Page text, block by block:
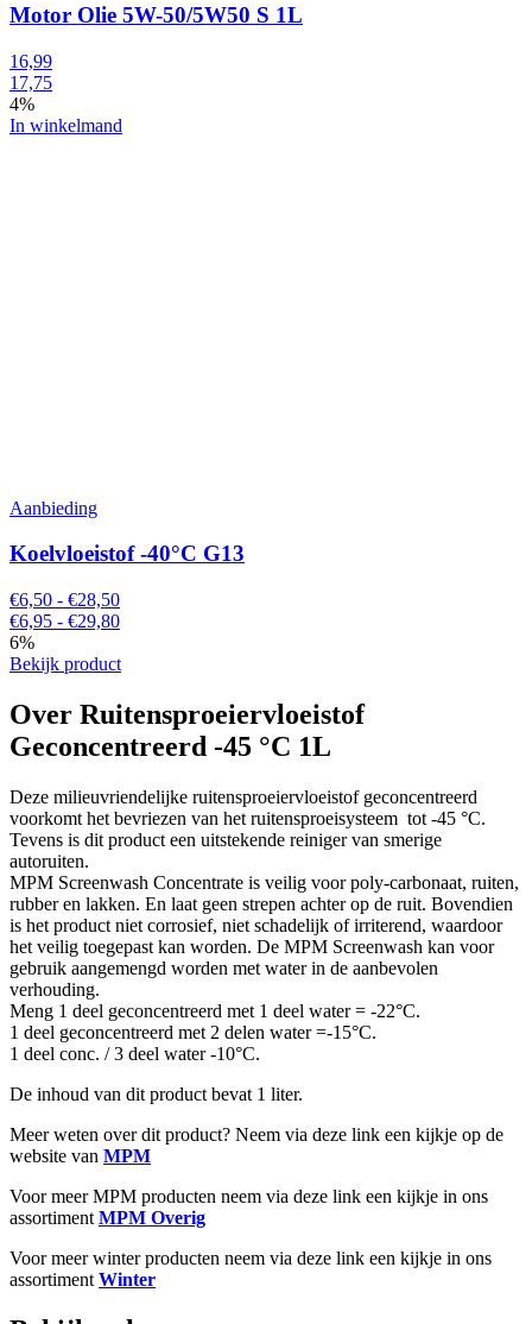
Motor Olie 5W-50/5W50 S 1L
16,99
17,75
4%
In winkelmand
Aanbieding
Koelvloeistof -40°C G13
€6,50 - €28,50
€6,95 - €29,80
6%
Bekijk product
Over Ruitensproeiervloeistof
Geconcentreerd -45 °C 1L
Deze milieuvriendelijke ruitensproeiervloeistof geconcentreerd
voorkomt het bevriezen van het ruitensproeisysteem tot -45 °C.
Tevens is dit product een uitstekende reiniger van smerige
autoruiten.
MPM Screenwash Concentrate is veilig voor poly-carbonaat, ruiten,
rubber en lakken. En laat geen strepen achter op de ruit. Bovendien
is het product niet corrosief, niet schadelijk of irriterend, waardoor
het veilig toegepast kan worden. De MPM Screenwash kan voor
gebruik aangemengd worden met water in de aanbevolen
verhouding.
Meng 1 deel geconcentreerd met 1 deel water = -22°C.
1 deel geconcentreerd met 2 delen water =-15°C.
1 deel conc. / 3 deel water -10°C.
De inhoud van dit product bevat 1 liter.
Meer weten over dit product? Neem via deze link een kijkje op de
website van MPM
Voor meer MPM producten neem via deze link een kijkje in ons
assortiment MPM Overig
Voor meer winter producten neem via deze link een kijkje in ons
assortiment Winter